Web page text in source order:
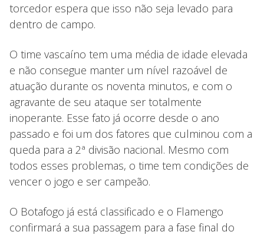
torcedor espera que isso não seja levado para
dentro de campo.
O time vascaíno tem uma média de idade elevada
e não consegue manter um nível razoável de
atuação durante os noventa minutos, e com o
agravante de seu ataque ser totalmente
inoperante. Esse fato já ocorre desde o ano
passado e foi um dos fatores que culminou com a
queda para a 2ª divisão nacional. Mesmo com
todos esses problemas, o time tem condições de
vencer o jogo e ser campeão.
O Botafogo já está classificado e o Flamengo
confirmará a sua passagem para a fase final do